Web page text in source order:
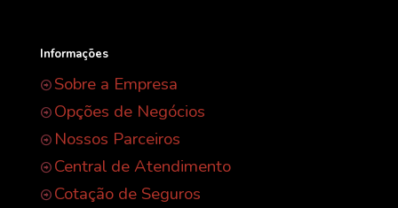
Informações
Sobre a Empresa
Opções de Negócios
Nossos Parceiros
Central de Atendimento
Cotação de Seguros